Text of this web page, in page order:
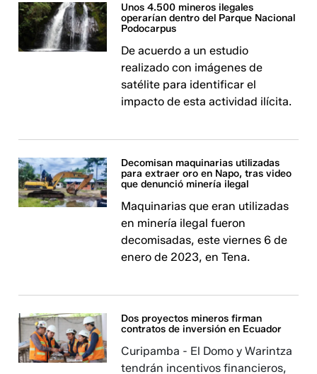
Unos 4.500 mineros ilegales
operarían dentro del Parque Nacional
Podocarpus
De acuerdo a un estudio
realizado con imágenes de
satélite para identificar el
impacto de esta actividad ilícita.
Decomisan maquinarias utilizadas
para extraer oro en Napo, tras video
que denunció minería ilegal
Maquinarias que eran utilizadas
en minería ilegal fueron
decomisadas, este viernes 6 de
enero de 2023, en Tena.
Dos proyectos mineros firman
contratos de inversión en Ecuador
Curipamba - El Domo y Warintza
tendrán incentivos financieros,